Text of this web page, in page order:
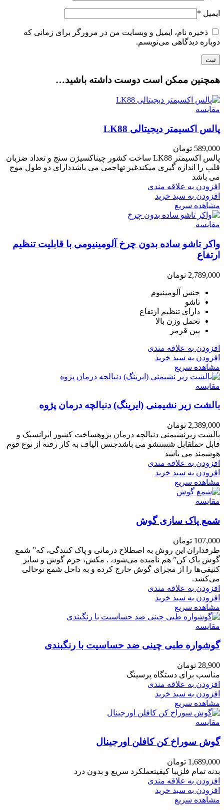
ایمیل *
ذخیره نام، ایمیل و وبسایت من در مرورگر برای زمانی که
دوباره دیدگاهی می‌نویسم.
همچنین ممکن است دوست داشته باشید…
مقایسه
پالس اکسیمتر دیجیتالی LK88
589,000 تومان
پالس اکسیمتر LK88 ساخت کشور چیناکسیژن سنج و تعداد ضزبان
قلب را اندازه گیری میکندغیر تهاجمی می باشددارای دو طول موج
می باشد
افزودن به علاقه مندی
افزودن به سبد خرید
مشاهده سریع
مقایسه
واکر تاشو ساده بدون چرخ آلومینیومی با قابلیت تنظیم
ارتفاع
2,789,000 تومان
جنس آلومینیوم
تاشو
دارای تنظیم ارتفاع
تحمل وزن بالا
پین قرمز
افزودن به علاقه مندی
افزودن به سبد خرید
مشاهده سریع
مقایسه
بالشت زیر نشیمنی (ایرینگ) دنبالچه درمان پژوه
2,389,000 تومان
بالشت زیرنشیمنی دنبالچه درمان پژوهساخت کشور ایرانسبک و
قابل حملقابل شستشو می باشدجنس الیاف به کار رفته از نوع فوم
هوشمند می باشد
افزودن به علاقه مندی
افزودن به سبد خرید
مشاهده سریع
مقایسه
شمع پاک سازی گوش
107,000 تومان
طرفداران این روش به اصطلاح درمانی و پاک کنندگی، که” شمع
گوش پاک کن” هم نامیده می‌شود، . مکش، جرم گوش و سایر
کثیفی‌ها را از مجرای گوش خارج کرده و به داخل شمع توخالی
می‌کشد.
افزودن به علاقه مندی
افزودن به سبد خرید
مشاهده سریع
مقایسه
گوشواره طبی چینی ضد حساسیت با رنگبندی
28,900 تومان
مناسب برای دستگاه پرسینگ
افزودن به علاقه مندی
افزودن به سبد خرید
مشاهده سریع
مقایسه
گوش سوراخ کن کافلن اورجینال
1,689,000 تومان
بدنه تمام فلزیبا کیفیتعملکرد سریع و بدون درد
افزودن به علاقه مندی
افزودن به سبد خرید
مشاهده سریع